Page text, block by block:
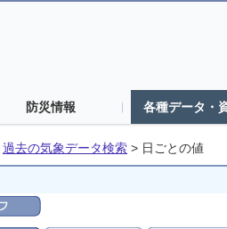
防災情報 各種データ・
過去の気象データ検索 > 日ごとの値